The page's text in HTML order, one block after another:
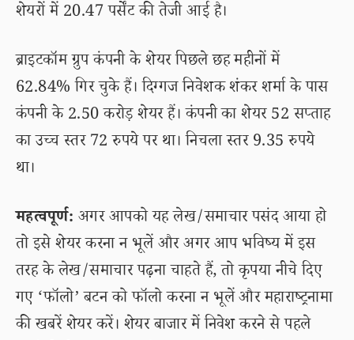
शेयरों में 20.47 पर्सेंट की तेजी आई है।
ब्राइटकॉम ग्रुप कंपनी के शेयर पिछले छह महीनों में
62.84% गिर चुके हैं। दिग्गज निवेशक शंकर शर्मा के पास
कंपनी के 2.50 करोड़ शेयर हैं। कंपनी का शेयर 52 सप्ताह
का उच्च स्तर 72 रुपये पर था। निचला स्तर 9.35 रुपये
था।
महत्वपूर्ण: अगर आपको यह लेख/समाचार पसंद आया हो
तो इसे शेयर करना न भूलें और अगर आप भविष्य में इस
तरह के लेख/समाचार पढ़ना चाहते हैं, तो कृपया नीचे दिए
गए ‘फॉलो’ बटन को फॉलो करना न भूलें और महाराष्ट्रनामा
की खबरें शेयर करें। शेयर बाजार में निवेश करने से पहले